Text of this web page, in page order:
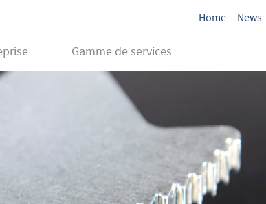
Home News
Gamme de services